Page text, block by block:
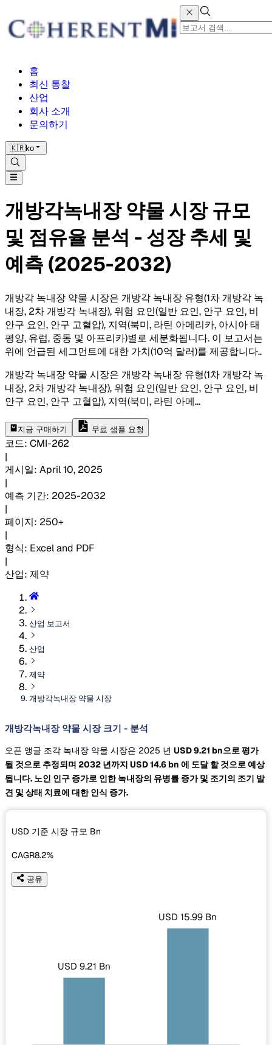
홈
최신 통찰
산업
회사 소개
문의하기
🇰🇷ko
개방각녹내장 약물 시장 규모
및 점유율 분석 - 성장 추세 및
예측 (2025-2032)
개방각 녹내장 약물 시장은 개방각 녹내장 유형(1차 개방각 녹
내장, 2차 개방각 녹내장), 위험 요인(일반 요인, 안구 요인, 비
안구 요인, 안구 고혈압), 지역(북미, 라틴 아메리카, 아시아 태
평양, 유럽, 중동 및 아프리카)별로 세분화됩니다. 이 보고서는
위에 언급된 세그먼트에 대한 가치(10억 달러)를 제공합니다..
개방각 녹내장 약물 시장은 개방각 녹내장 유형(1차 개방각 녹
내장, 2차 개방각 녹내장), 위험 요인(일반 요인, 안구 요인, 비
안구 요인, 안구 고혈압), 지역(북미, 라틴 아메...
지금 구매하기 무료 샘플 요청
코드: CMI-262
|
게시일: April 10, 2025
|
예측 기간: 2025-2032
|
페이지: 250+
|
형식: Excel and PDF
|
산업: 제약
산업 보고서
산업
제약
개방각녹내장 약물 시장
개방각녹내장 약물 시장 크기 - 분석
오픈 앵글 조각 녹내장 약물 시장은 2025 년 USD 9.21 bn으로 평가
될 것으로 추정되며 2032 년까지 USD 14.6 bn 에 도달 할 것으로 예상
됩니다. 노인 인구 증가로 인한 녹내장의 유병률 증가 및 조기의 조기 발
견 및 상태 치료에 대한 인식 증가.
USD 기준 시장 규모 Bn
CAGR8.2%
공유
USD 9.21 Bn
USD 15.99 Bn